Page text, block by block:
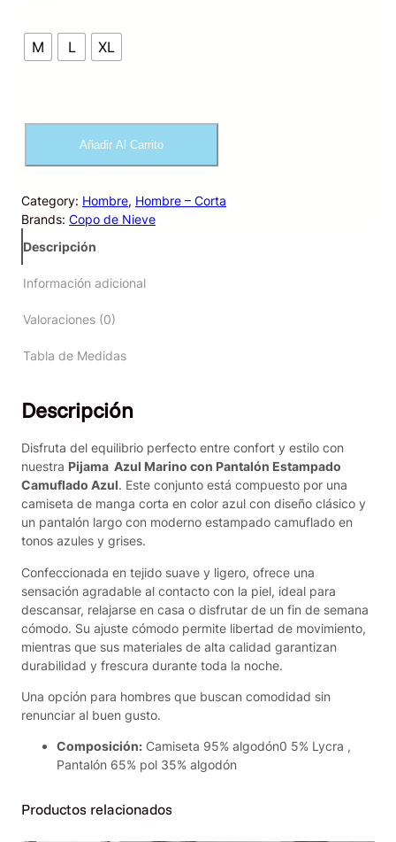
M L XL
m
a
H
o
m
r
C
l
a
r
g
o
e
t
a
m
p
a
d
o
a
d
Añadir Al Carrito
Category: Hombre, Hombre – Corta
Brands: Copo de Nieve
Descripción
Información adicional
Valoraciones (0)
Tabla de Medidas
Descripción
Disfruta del equilibrio perfecto entre confort y estilo con
nuestra Pijama Azul Marino con Pantalón Estampado
Camuflado Azul. Este conjunto está compuesto por una
camiseta de manga corta en color azul con diseño clásico y
un pantalón largo con moderno estampado camuflado en
tonos azules y grises.
Confeccionada en tejido suave y ligero, ofrece una
sensación agradable al contacto con la piel, ideal para
descansar, relajarse en casa o disfrutar de un fin de semana
cómodo. Su ajuste cómodo permite libertad de movimiento,
mientras que sus materiales de alta calidad garantizan
durabilidad y frescura durante toda la noche.
Una opción para hombres que buscan comodidad sin
renunciar al buen gusto.
Composición: Camiseta 95% algodón0 5% Lycra ,
Pantalón 65% pol 35% algodón
Productos relacionados